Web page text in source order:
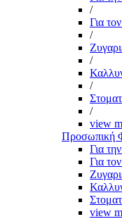
/
Για
/
/
/
/
view
Προσωπική
Για
Για
view